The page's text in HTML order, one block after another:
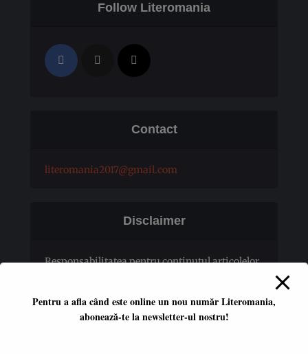
Follow Literomania
Contact
literomania2017@gmail.com
Disclaimer
Responsabilitatea pentru conţinutul articolelor
Pentru a afla când este online un nou număr Literomania,
abonează-te la newsletter-ul nostru!